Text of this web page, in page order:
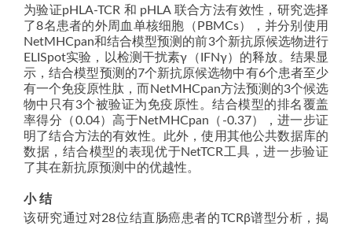
为验证pHLA-TCR 和 pHLA 联合方法有效性，研究选择
了8名患者的外周血单核细胞（PBMCs），并分别使用
NetMHCpan和结合模型预测的前3个新抗原候选物进行
ELISpot实验，以检测干扰素γ（IFNγ）的释放。结果显
示，结合模型预测的7个新抗原候选物中有6个患者至少
有一个免疫原性肽，而NetMHCpan方法预测的3个候选
物中只有3个被验证为免疫原性。结合模型的排名覆盖
率得分（0.04）高于NetMHCpan（-0.37），进一步证
明了结合方法的有效性。此外，使用其他公共数据库的
数据，结合模型的表现优于NetTCR工具，进一步验证
了其在新抗原预测中的优越性。
小 结
该研究通过对28位结直肠癌患者的TCRβ谱型分析，揭